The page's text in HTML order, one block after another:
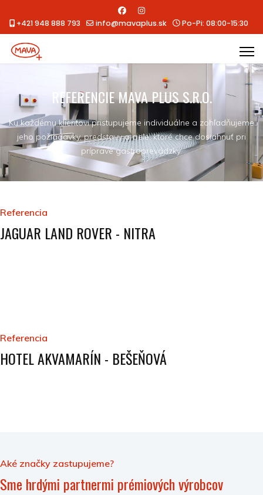
+421 948 888 793 info@mavaplus.sk Po-Pi: 08:00-15:30
REFERENCIE MAVA PLUS S.R.O.
Ku každému klientovi pristupujeme individuálne a zohľadňujeme
jeho požiadavky, predstavy a ciele, ktoré chce dosiahnuť pri
príprave gastroprevádzky.
Referencia
JAGUAR LAND ROVER - NITRA
Referencia
HOTEL AKVAMARÍN - BEŠEŇOVÁ
Aké značky zastupujeme?
Sme hrdými partnermi prémiových výrobcov